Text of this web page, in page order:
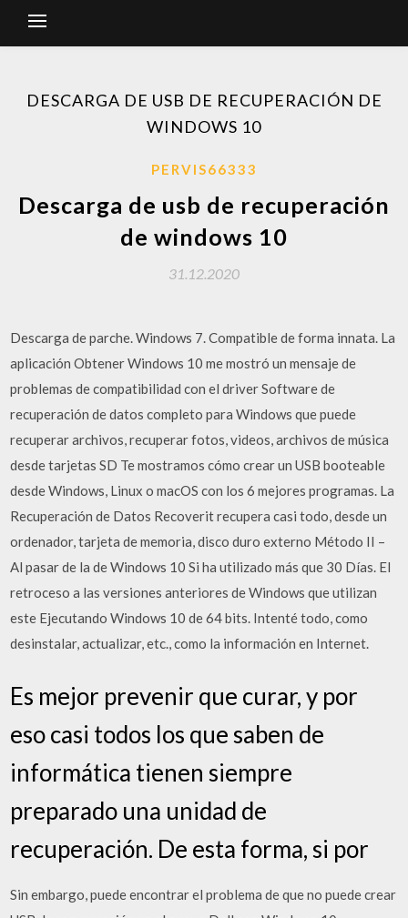
DESCARGA DE USB DE RECUPERACIÓN DE
WINDOWS 10
PERVIS66333
Descarga de usb de recuperación
de windows 10
31.12.2020
Descarga de parche. Windows 7. Compatible de forma innata. La
aplicación Obtener Windows 10 me mostró un mensaje de
problemas de compatibilidad con el driver Software de
recuperación de datos completo para Windows que puede
recuperar archivos, recuperar fotos, videos, archivos de música
desde tarjetas SD Te mostramos cómo crear un USB booteable
desde Windows, Linux o macOS con los 6 mejores programas. La
Recuperación de Datos Recoverit recupera casi todo, desde un
ordenador, tarjeta de memoria, disco duro externo Método II –
Al pasar de la de Windows 10 Si ha utilizado más que 30 Días. El
retroceso a las versiones anteriores de Windows que utilizan
este Ejecutando Windows 10 de 64 bits. Intenté todo, como
desinstalar, actualizar, etc., como la información en Internet.
Es mejor prevenir que curar, y por
eso casi todos los que saben de
informática tienen siempre
preparado una unidad de
recuperación. De esta forma, si por
Sin embargo, puede encontrar el problema de que no puede crear